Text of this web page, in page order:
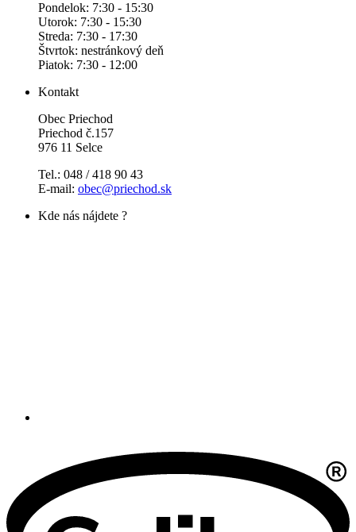
Pondelok: 7:30 - 15:30
Utorok: 7:30 - 15:30
Streda: 7:30 - 17:30
Štvrtok: nestránkový deň
Piatok: 7:30 - 12:00
Kontakt
Obec Priechod
Priechod č.157
976 11 Selce
Tel.: 048 / 418 90 43
E-mail: obec@priechod.sk
Kde nás nájdete ?